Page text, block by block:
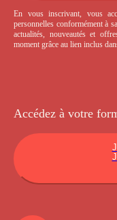
En vous inscrivant, vous
personnelles conformément à sa
actualités, nouveautés et
moment grâce au lien inclus
Accédez à votre